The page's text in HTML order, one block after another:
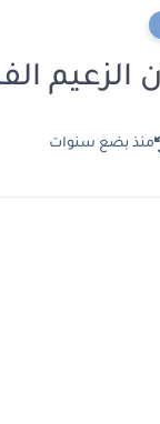
الفصل
منذ بضع سنوات